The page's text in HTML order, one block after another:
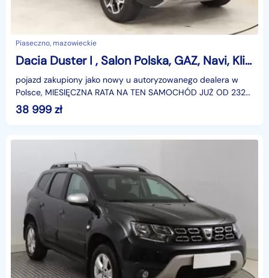
Piaseczno, mazowieckie
Dacia Duster I , Salon Polska, GAZ, Navi, Klimatronic, Tempomat, Parktronic
pojazd zakupiony jako nowy u autoryzowanego dealera w
Polsce, MIESIĘCZNA RATA NA TEN SAMOCHÓD JUŻ OD 232
PLN*Podana w ogłoszeniu lokalizacja pojazdu jest aktua
38 999 zł